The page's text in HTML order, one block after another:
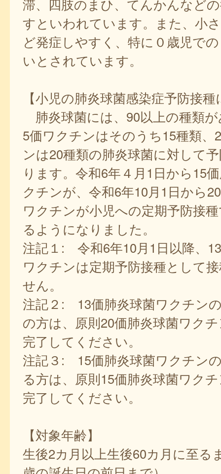
滞、四肢のまひ、てんかんなど
すといわれています。また、小
ど発症しやすく、特に０歳児で
いとされています。
【小児の肺炎球菌感染症予防接
肺炎球菌には、90以上の種類
5価ワクチンはそのうち15種類、
ンは20種類の肺炎球菌に対して
ります。令和6年４月1日から15
クチンが、令和6年10月1日から
ワクチンが小児への定期予防接
るようになりました。
注記１: 令和6年10月1日以降、
ワクチンは定期予防接種として
せん。
注記２: 13価肺炎球菌ワクチン
の方は、原則20価肺炎球菌ワク
完了してください。
注記３: 15価肺炎球菌ワクチン
る方は、原則15価肺炎球菌ワク
完了してください。
【対象年齢】
生後2カ月以上生後60カ月に至る